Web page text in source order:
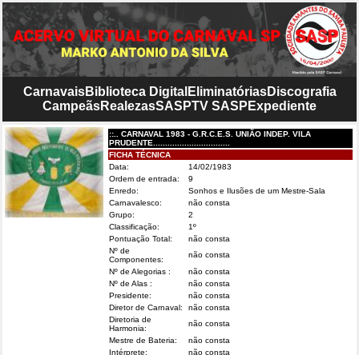
CarnavaisBiblioteca Digital EliminatóriasDiscografia
CampeãsRealezasSASPTV SASP Expediente
::.. CARNAVAL 1983 - G.R.C.E.S. UNIÃO INDEP. VILA
PRUDENTE................................
FICHA TÉCNICA
Data:
14/02/1983
Ordem de entrada:
9
Enredo:
Sonhos e Ilusões de um Mestre-Sala
Carnavalesco:
não consta
Grupo:
2
Classificação:
1º
Pontuação Total:
não consta
Nº de
Componentes:
não consta
Nº de Alegorias :
não consta
Nº de Alas :
não consta
Presidente:
não consta
Diretor de Carnaval:
não consta
Diretoria de
Harmonia:
não consta
Mestre de Bateria:
não consta
Intérprete:
não consta